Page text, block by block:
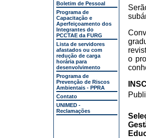
Boletim de Pessoal
Programa de
Capacitação e
Aperfeiçoamento dos
Integrantes do
PCCTAE da FURG
Lista de servidores
afastados ou com
redução de carga
horária para
desenvolvimento
Programa de
Prevenção de Riscos
Ambientais - PPRA
Contato
UNIMED -
Reclamações
o